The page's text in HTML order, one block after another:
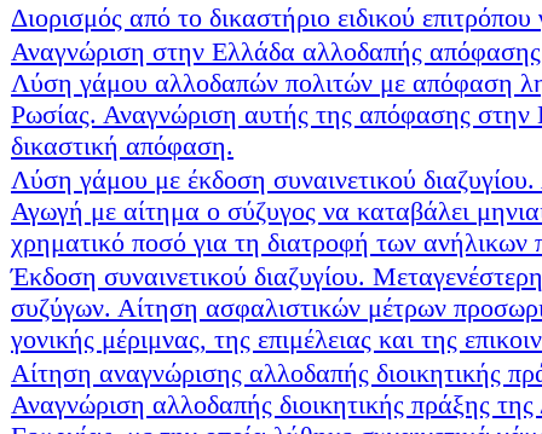
Διορισμός από το δικαστήριο ειδικού
Αναγνώριση στην Ελλάδα αλλοδαπής
Λύση γάμου αλλοδαπών πολιτών με απόφαση
Ρωσίας. Αναγνώριση αυτής της απόφασης στην
δικαστική απόφαση.
Λύση γάμου με έκδοση συναινετικού
Αγωγή με αίτημα ο σύζυγος να καταβάλει
χρηματικό ποσό για τη διατροφή των ανήλικων
Έκδοση συναινετικού διαζυγίου.
συζύγων. Αίτηση ασφαλιστικών μέτρων
γονικής μέριμνας, της επιμέλειας και της
Αίτηση αναγνώρισης αλλοδαπής διοικητικής
Αναγνώριση αλλοδαπής διοικητικής πράξης